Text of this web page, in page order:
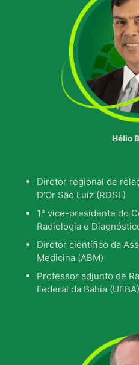
Hélio
Diretor regional de
D’Or São Luiz (RDSL)
1º vice-presidente do
Radiologia e
Diretor científico da
Medicina (ABM)
Professor adjunto de
Federal da Bahia (UFBA)